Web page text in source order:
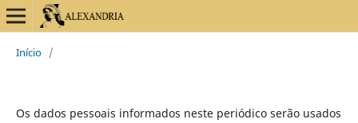
Início /
Os dados pessoais informados neste periódico serão usados